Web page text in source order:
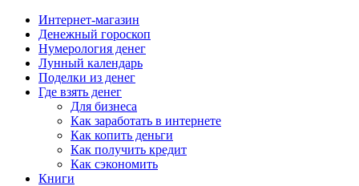
Интернет-магазин
Денежный гороскоп
Нумерология денег
Лунный календарь
Поделки из денег
Где взять денег
Для бизнеса
Как заработать в интернете
Как копить деньги
Как получить кредит
Как сэкономить
Книги